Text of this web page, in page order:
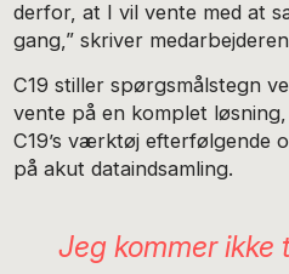
derfor, at I vil vente med at
gang,” skriver
C19 stiller spørgsmålstegn
vente på en komplet
C19’s værktøj efterfølgende
på akut dataindsamling.
Jeg kommer ikke